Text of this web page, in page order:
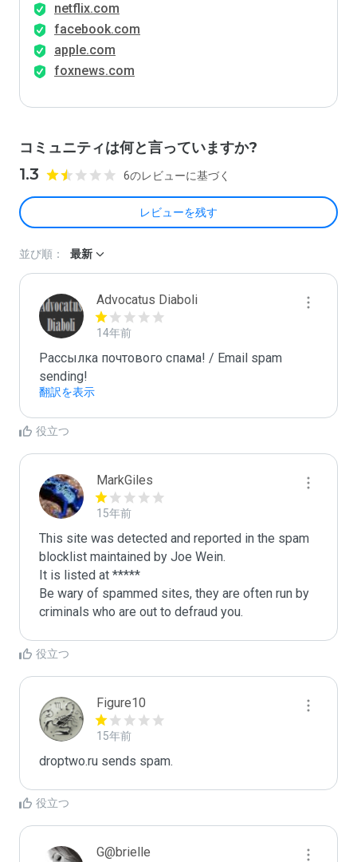
netflix.com
facebook.com
apple.com
foxnews.com
コミュニティは何と言っていますか?
1.3 6のレビューに基づく
レビューを残す
並び順： 最新
Advocatus Diaboli
14年前
Рассылка почтового спама! / Email spam
sending!
翻訳を表示
役立つ
MarkGiles
15年前
This site was detected and reported in the spam
blocklist maintained by Joe Wein.
It is listed at *****
Be wary of spammed sites, they are often run by
criminals who are out to defraud you.
役立つ
Figure10
15年前
droptwo.ru sends spam.
役立つ
G@brielle